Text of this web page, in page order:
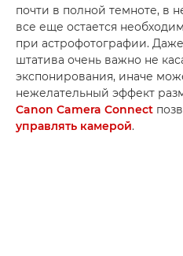
почти в полной темноте, в
все еще остается
при астрофотографии.
штатива очень важно не
экспонирования, иначе
нежелательный эффект
Canon Camera Connect
управлять камерой.